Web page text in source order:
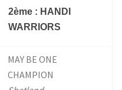
2ème : HANDI
WARRIORS
MAY BE ONE
CHAMPION